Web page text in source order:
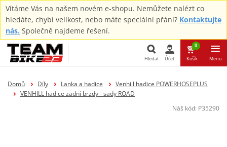
Vítáme Vás na našem novém e-shopu. Nemůžete nalézt co
hledáte, chybí velikost, nebo máte speciální přání? Kontaktujte
nás. Společně najdeme řešení.
Hledat
Hledat Účet
0
Košík Menu
Domů Díly Lanka a hadice
Venhill hadice POWERHOSEPLUS
VENHILL hadice zadní brzdy - sady ROAD
Náš kód: P35290